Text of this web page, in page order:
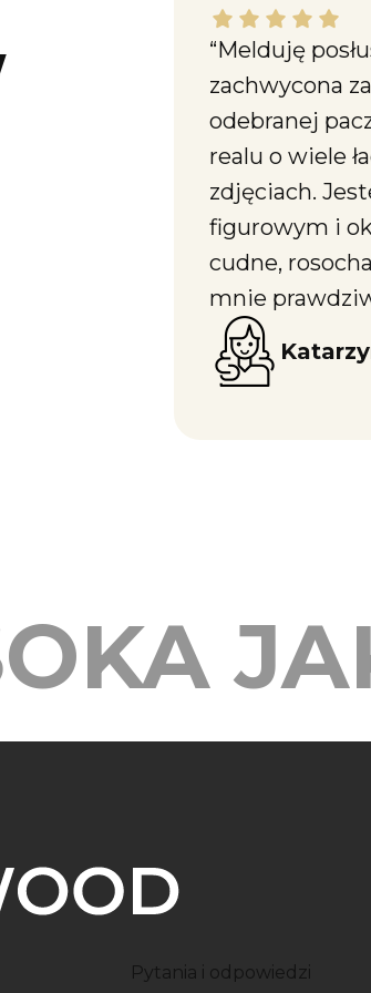
Katarzyna M. dał
“Melduję
zachwycona
odebranej
realu o wiele
zdjęciach.
figurowym i
cudne,
mnie
Pytania i odpowiedzi